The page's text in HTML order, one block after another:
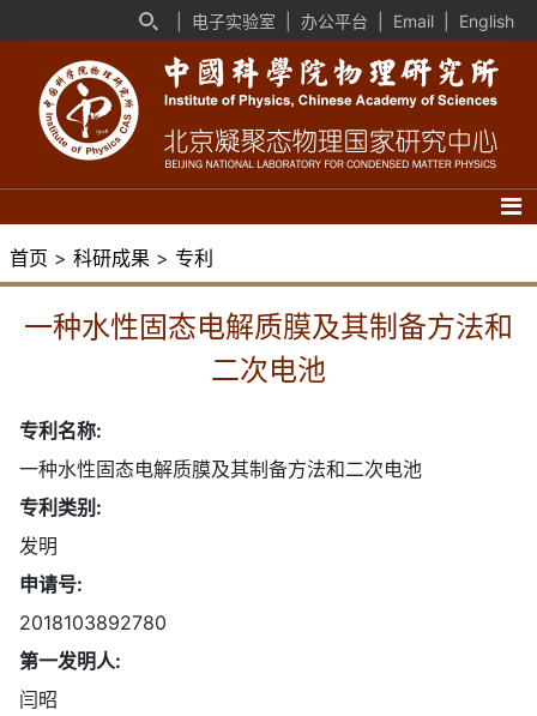
电子实验室 办公平台 Email English
首页 > 科研成果 > 专利
一种水性固态电解质膜及其制备方法和
二次电池
专利名称:
一种水性固态电解质膜及其制备方法和二次电池
专利类别:
发明
申请号:
2018103892780
第一发明人:
闫昭